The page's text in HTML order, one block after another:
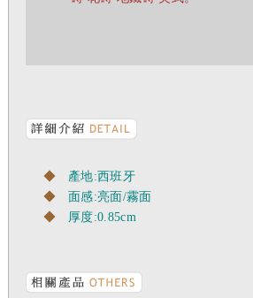
◆
產地:西班牙
◆
面感:亮面/霧面
◆
厚度:0.85cm